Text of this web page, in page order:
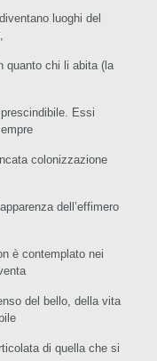
luoghi del
quanto chi li abita (la
Essi
colonizzazione
dell’effimero
è contemplato nei
del bello, della vita
di quella che si